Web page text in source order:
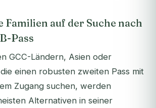
Familien auf der Suche nach
Pass
GCC-Ländern, Asien oder
einen robusten zweiten Pass mit
Zugang suchen, werden
Alternativen in seiner